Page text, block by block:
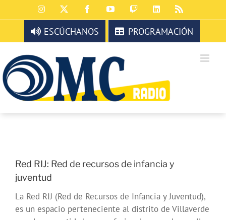
al
contenido
Instagram FacebookYouTubeTwitchLinkedIn
ESCÚCHANOS PROGRAMACIÓN
Red RIJ: Red de recursos de infancia y
juventud
La Red RIJ (Red de Recursos de Infancia y Juventud),
es un espacio perteneciente al distrito de Villaverde